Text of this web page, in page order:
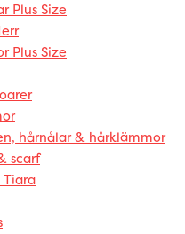
Plus Size
Plus Size
hårnålar & hårklämmor
scarf